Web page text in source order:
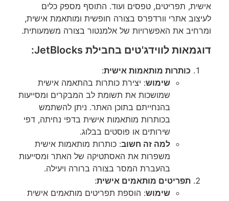
אישית, תפריטים, טפסים ועוד. התוסף מספק כלים
לעיצוב אתרי וורדפרס בצורה חופשית ומותאמת אישית,
ומרחיב את האפשרויות של אלמנטור בצורה משמעותית.
דוגמאות לווידג'טים בחבילת JetBlocks:
כותרות מותאמות אישית:
שימוש: יצירת כותרות בהתאמה אישית
שמושכות את תשומת לב המבקרים ומסייעות
בהנחייתם בתוכן האתר. ניתן להשתמש
בכותרות מותאמות אישית בדפי נחיתה, דפי
שירותים או פוסטים בבלוג.
למה זה חשוב: כותרות מותאמות אישית
משפרות את האסתטיקה של האתר ומסייעות
בהעברת המסר בצורה ברורה ויעילה.
תפריטים מותאמים אישית:
שימוש: הוספת תפריטים מותאמים אישית